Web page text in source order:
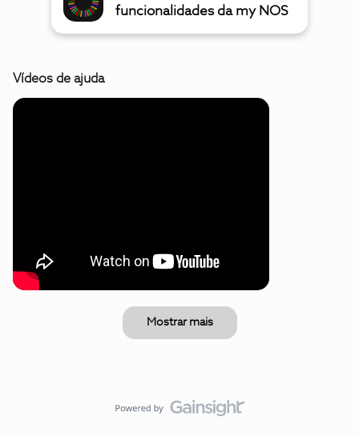
funcionalidades da my NOS
Vídeos de ajuda
Mostrar mais